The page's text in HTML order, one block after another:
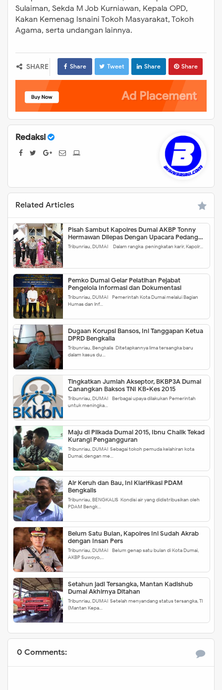
Sulaiman, Sekda M Job Kurniawan, Kepala OPD,
Kakan Kemenag Isnaini Tokoh Masyarakat, Tokoh
Agama, serta undangan lainnya.
SHARE Share Tweet Share Share
Redaksi
Related Articles
Pisah Sambut Kapolres Dumai AKBP Tonny
Hermawan Dilepas Dengan Upacara Pedang
Pora
Tribunriau, DUMAI – Dalam rangka peningkatan karir, Kapolr…
Pemko Dumai Gelar Pelatihan Pejabat
Pengelola Informasi dan Dokumentasi
Tribunriau, DUMAI - Pemerintah Kota Dumai melalui Bagian
Humas dan Inf…
Dugaan Korupsi Bansos, Ini Tanggapan Ketua
DPRD Bengkalia
Tribunriau, Bengkalis-Ditetapkannya lima tersangka baru
dalam kasus du…
Tingkatkan Jumlah Akseptor, BKBP3A Dumai
Canangkan Baksos TNI KB-Kes 2015
Tribunriau, DUMAI - Berbagai upaya dilakukan Pemerintah
untuk meningka…
Maju di Pilkada Dumai 2015, Ibnu Chalik Tekad
Kurangi Pengangguran
Tribunriau, DUMAI-Sebagai tokoh pemuda kelahiran kota
Dumai, dengan me…
Air Keruh dan Bau, Ini Klarifikasi PDAM
Bengkalis
Tribunriau, BENGKALIS-Kondisi air yang didistribusikan oleh
PDAM Bengk…
Belum Satu Bulan, Kapolres Ini Sudah Akrab
dengan Insan Pers
Tribunriau, DUMAI - Belum genap satu bulan di Kota Dumai,
AKBP Suwoyo,…
Setahun jadi Tersangka, Mantan Kadishub
Dumai Akhirnya Ditahan
Tribunriau, DUMAI-Setelah menyandang status tersangka, TI
(Mantan Kepa…
0 Comments: